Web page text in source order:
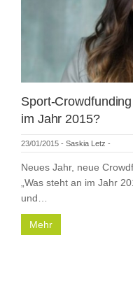
Sport-
im Jahr 2015?
23/01/2015 - Saskia Letz -
Neues Jahr, neue
„Was steht an im Jahr
und…
Mehr